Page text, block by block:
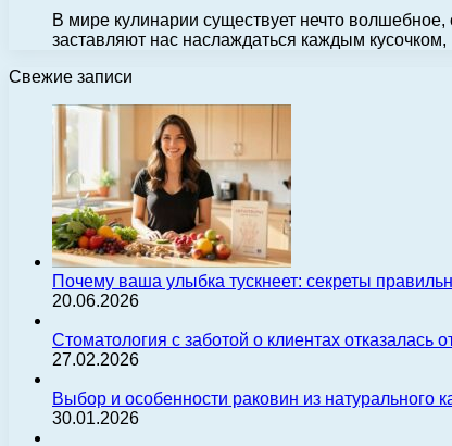
В мире кулинарии существует нечто
заставляют нас наслаждаться каждым
Свежие записи
Почему ваша улыбка тускнеет: секреты
20.06.2026
Стоматология с заботой о клиентах отказалась
27.02.2026
Выбор и особенности раковин из натурального
30.01.2026